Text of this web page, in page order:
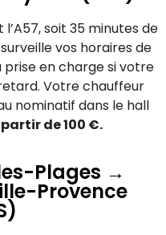
soit 35 minutes de
vos horaires de
en charge si votre
Votre chauffeur
nominatif dans le hall
de 100 €.
Plages →
Provence